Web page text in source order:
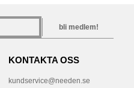
bli medlem!
KONTAKTA OSS
kundservice@needen.se